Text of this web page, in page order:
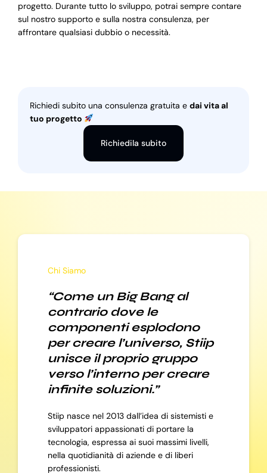
progetto. Durante tutto lo sviluppo, potrai sempre contare
sul nostro supporto e sulla nostra consulenza, per
affrontare qualsiasi dubbio o necessità.
Richiedi subito una consulenza gratuita e dai vita al
tuo progetto
Richiedila subito
Chi Siamo
“Come un Big Bang al
contrario dove le
componenti esplodono
per creare l’universo, Stiip
unisce il proprio gruppo
verso l’interno per creare
infinite soluzioni.”
Stiip nasce nel 2013 dall’idea di sistemisti e
sviluppatori appassionati di portare la
tecnologia, espressa ai suoi massimi livelli,
nella quotidianità di aziende e di liberi
professionisti.